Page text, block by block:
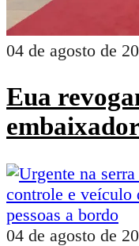
04 de agosto de
Eua
04 de agosto de